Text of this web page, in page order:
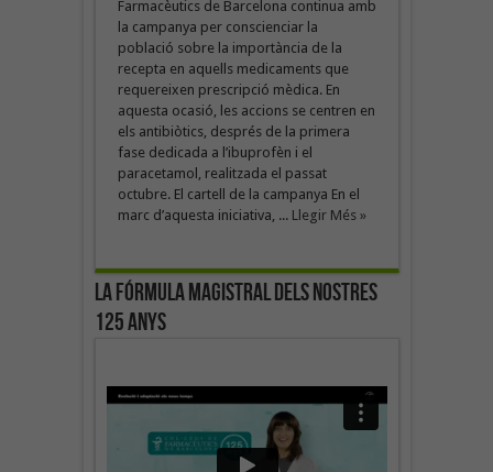
Farmacèutics de Barcelona continua amb
la campanya per conscienciar la
població sobre la importància de la
recepta en aquells medicaments que
requereixen prescripció mèdica. En
aquesta ocasió, les accions se centren en
els antibiòtics, després de la primera
fase dedicada a l’ibuprofèn i el
paracetamol, realitzada el passat
octubre. El cartell de la campanya En el
marc d’aquesta iniciativa, ... Llegir Més »
La fórmula magistral dels nostres
125 anys